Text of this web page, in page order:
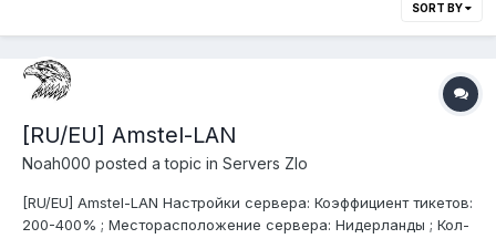
SORT BY
[RU/EU] Amstel-LAN
Noah000 posted a topic in Servers Zlo
[RU/EU] Amstel-LAN Настройки сервера: Коэффициент тикетов:
200-400% ; Месторасположение сервера: Нидерланды ; Кол-